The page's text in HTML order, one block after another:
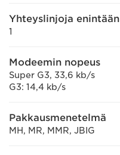
Yhteyslinjoja enintään
1
Modeemin nopeus
Super G3, 33,6 kb/s
G3: 14,4 kb/s
Pakkausmenetelmä
MH, MR, MMR, JBIG